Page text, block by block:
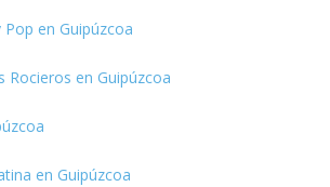
en Guipúzcoa
Rocieros en Guipúzcoa
en Guipúzcoa